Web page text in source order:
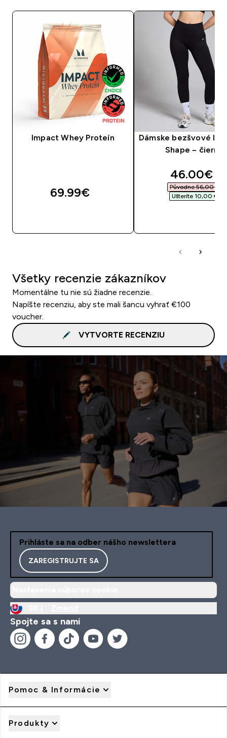
Impact Whey Proteín
69.99€‎
Dámske bezšvové
Shape – čierne
46.00€‎
Původne 56,00 €‎
Ušteríte 10,00 €‎
Všetky recenzie zákazníkov
Momentálne tu nie sú žiadne recenzie.
Napíšte recenziu, aby ste mali šancu vyhrať €100
voucher.
VYTVORTE RECENZIU
Prihláste sa na odber nášho newslettera
ZAREGISTRUJTE SA
Spojte sa s nami
Pomoc & Informácie
Produkty